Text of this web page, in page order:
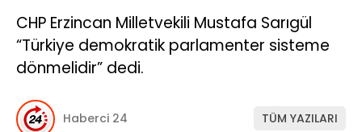
CHP Erzincan Milletvekili Mustafa Sarıgül
“Türkiye demokratik parlamenter sisteme
dönmelidir” dedi.
Haberci 24 TÜM YAZILARI